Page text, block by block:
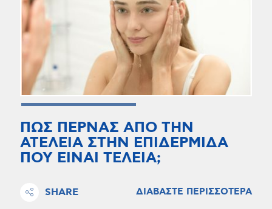
ΠΩΣ ΠΕΡΝΑΣ ΑΠΟ ΤΗΝ
ΑΤΕΛΕΙΑ ΣΤΗΝ ΕΠΙΔΕΡΜΙΔΑ
ΠΟΥ ΕΙΝΑΙ ΤΕΛΕΙΑ;
SHARE ΔΙΑΒΑΣΤΕ ΠΕΡΙΣΣΟΤΕΡΑ